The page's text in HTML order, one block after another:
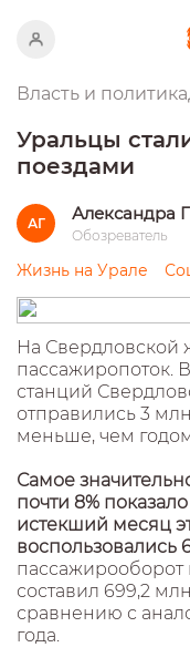
Власть и политика
Уральцы
поездами
АГ Александра
Обозреватель
Жизнь на Урале
На Свердловской
пассажиропоток.
станций
отправились 3
меньше, чем
Самое
почти 8%
истекший месяц
воспользовались
составил 699,2
сравнению с
года.